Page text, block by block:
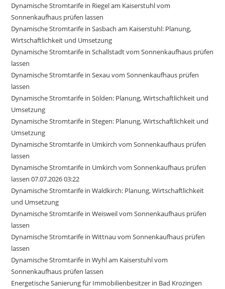
Dynamische Stromtarife in Riegel am Kaiserstuhl vom
Sonnenkaufhaus prüfen lassen
Dynamische Stromtarife in Sasbach am Kaiserstuhl: Planung,
Wirtschaftlichkeit und Umsetzung
Dynamische Stromtarife in Schallstadt vom Sonnenkaufhaus prüfen
lassen
Dynamische Stromtarife in Sexau vom Sonnenkaufhaus prüfen
lassen
Dynamische Stromtarife in Sölden: Planung, Wirtschaftlichkeit und
Umsetzung
Dynamische Stromtarife in Stegen: Planung, Wirtschaftlichkeit und
Umsetzung
Dynamische Stromtarife in Umkirch vom Sonnenkaufhaus prüfen
lassen
Dynamische Stromtarife in Umkirch vom Sonnenkaufhaus prüfen
lassen 07.07.2026 03:22
Dynamische Stromtarife in Waldkirch: Planung, Wirtschaftlichkeit
und Umsetzung
Dynamische Stromtarife in Weisweil vom Sonnenkaufhaus prüfen
lassen
Dynamische Stromtarife in Wittnau vom Sonnenkaufhaus prüfen
lassen
Dynamische Stromtarife in Wyhl am Kaiserstuhl vom
Sonnenkaufhaus prüfen lassen
Energetische Sanierung für Immobilienbesitzer in Bad Krozingen